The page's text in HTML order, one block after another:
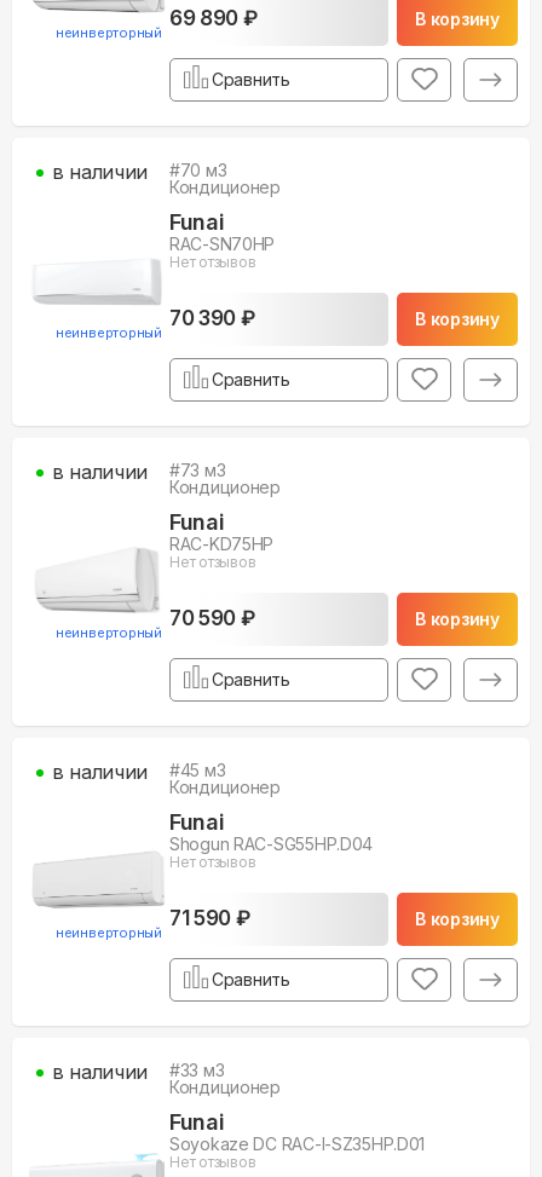
неинверторный
69 890 ₽ В корзину
Сравнить
неинверторный
#70 м3
Кондиционер
Funai
RAC-SN70HP
Нет отзывов
70 390 ₽ В корзину
в наличии
Сравнить
неинверторный
#73 м3
Кондиционер
Funai
RAC-KD75HP
Нет отзывов
70 590 ₽ В корзину
в наличии
Сравнить
неинверторный
#45 м3
Кондиционер
Funai
Shogun RAC-SG55HP.D04
Нет отзывов
71 590 ₽ В корзину
в наличии
Сравнить
#33 м3
Кондиционер
Funai
Soyokaze DC RAC-I-SZ35HP.D01
Нет отзывов
в наличии